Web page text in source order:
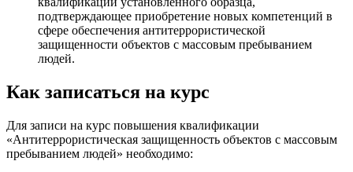
подтверждающее приобретение новых компетенций в
сфере обеспечения антитеррористической
защищенности объектов с массовым пребыванием
людей.
Как записаться на курс
Для записи на курс повышения квалификации
«Антитеррористическая защищенность объектов с массовым
пребыванием людей» необходимо: